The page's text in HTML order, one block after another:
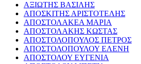
ΑΞΙΩΤΗΣ ΒΑΣΙΛΗΣ
ΑΠΟΣΚΙΤΗΣ ΑΡΙΣΤΟΤΕΛΗΣ
ΑΠΟΣΤΟΛΑΚΕΑ ΜΑΡΙΑ
ΑΠΟΣΤΟΛΑΚΗΣ ΚΩΣΤΑΣ
ΑΠΟΣΤΟΛΟΠΟΥΛΟΣ ΠΕΤΡΟΣ
ΑΠΟΣΤΟΛΟΠΟΥΛΟΥ ΕΛΕΝΗ
ΑΠΟΣΤΟΛΟΥ ΕΥΓΕΝΙΑ